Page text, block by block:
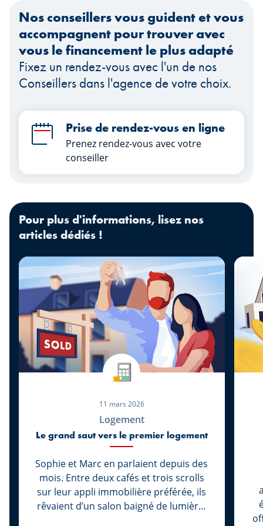
Nos conseillers vous guident et vous
accompagnent pour trouver avec
vous le financement le plus adapté
Fixez un rendez-vous avec l'un de nos
Conseillers dans l'agence de votre choix.
Prise de rendez-vous en ligne
Prenez rendez-vous avec votre
conseiller
Pour plus d'informations, lisez nos
articles dédiés !
11 mars 2026
Logement
Le grand saut vers le premier logement
Sophie et Marc en parlaient depuis des
mois. Entre deux cafés et trois scrolls
sur leur appli immobilière préférée, ils
rêvaient d’un salon baigné de lumière,